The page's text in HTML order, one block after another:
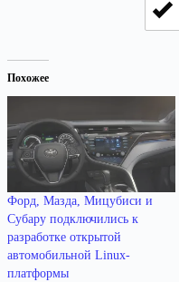
Похожее
Форд, Мазда, Мицубиси и
Субару подключились к
разработке открытой
автомобильной Linux-
платформы